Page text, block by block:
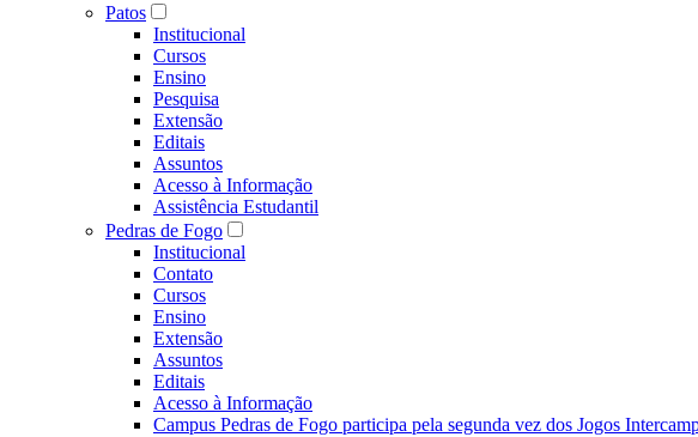
Patos
Institucional
Cursos
Ensino
Pesquisa
Extensão
Editais
Assuntos
Acesso à Informação
Assistência Estudantil
Pedras de Fogo
Institucional
Contato
Cursos
Ensino
Extensão
Assuntos
Editais
Acesso à Informação
Campus Pedras de Fogo participa pela segunda vez dos Jogos